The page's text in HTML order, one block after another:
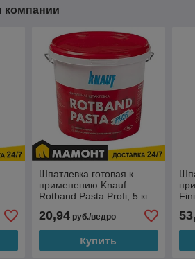
компании
Шпатлевка готовая к
применению Knauf
Rotband Pasta Profi, 5 кг
20,94руб./ведро
Купить